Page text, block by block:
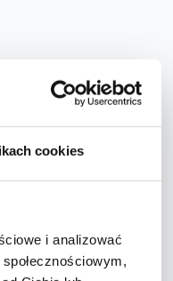
cookies
i analizować